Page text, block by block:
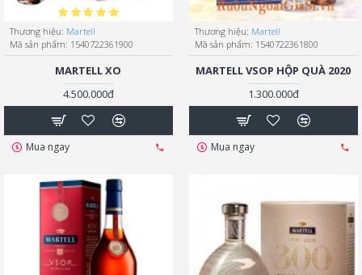
Thương hiệu: Martell
Mã sản phẩm: 1540722361900
MARTELL XO
4.500.000đ
Mua ngay
Thương hiệu: Martell
Mã sản phẩm: 1540722361800
MARTELL VSOP HỘP QUÀ 2020
1.300.000đ
Mua ngay